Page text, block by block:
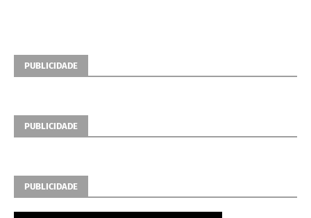
PUBLICIDADE
PUBLICIDADE
PUBLICIDADE